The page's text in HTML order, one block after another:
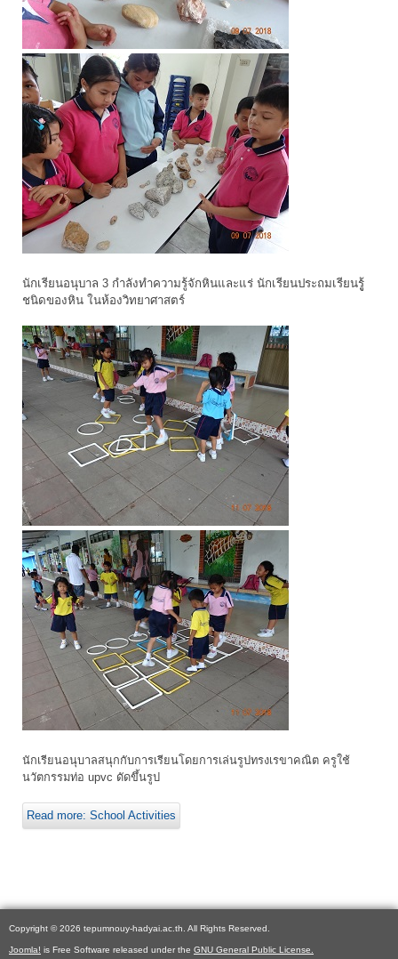
นักเรียนอนุบาล 3 กำลังทำความรู้จักหินและแร่ นักเรียนประถมเรียนรูู้
ชนิดของหิน ในห้องวิทยาศาสตร์
นักเรียนอนุบาลสนุกกับการเรียนโดยการเล่นรูปทรงเรขาคณิต ครูใช้
นวัตกรรมท่อ upvc ดัดขึ้นรูป
Read more: School Activities
Copyright © 2026 tepumnouy-hadyai.ac.th. All Rights Reserved.
Joomla! is Free Software released under the GNU General Public License.